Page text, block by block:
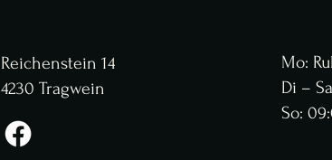
Reichenstein 14
4230 Tragwein
Mo:
Di –
So: